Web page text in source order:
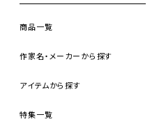
商品一覧
作家名・メーカーから探す
アイテムから探す
特集一覧